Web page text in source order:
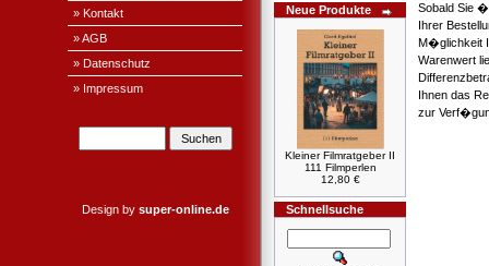
» Kontakt
» AGB
» Datenschutz
» Impressum
Design by super-online.de
Neue Produkte
Kleiner Filmratgeber II
111 Filmperlen
12,80 €
Schnellsuche
Sobald Sie
Ihrer
M�glichkeit
Warenwert
Ihnen das
zur